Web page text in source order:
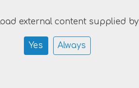
external content supplied by
Yes Always